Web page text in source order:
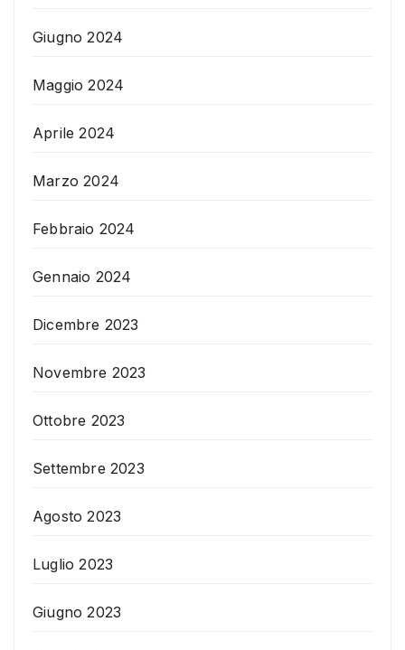
Giugno 2024
Maggio 2024
Aprile 2024
Marzo 2024
Febbraio 2024
Gennaio 2024
Dicembre 2023
Novembre 2023
Ottobre 2023
Settembre 2023
Agosto 2023
Luglio 2023
Giugno 2023